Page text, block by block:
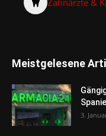
Meistgelesene
3.